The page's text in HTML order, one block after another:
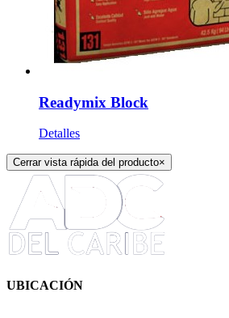
Readymix Block
Detalles
Cerrar vista rápida del producto×
UBICACIÓN